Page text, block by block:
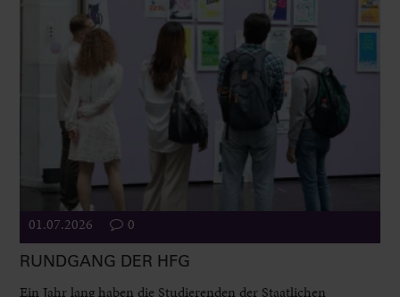
01.07.2026 0
RUNDGANG DER HFG
Ein Jahr lang haben die Studierenden der Staatlichen